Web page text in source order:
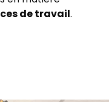
de travail.